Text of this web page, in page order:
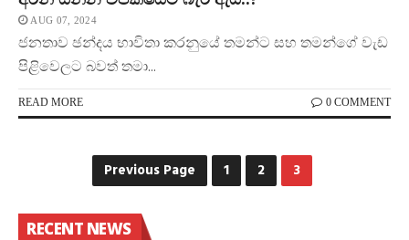
AUG 07, 2024
ජනතාව ඡන්දය භාවිතා කරනුයේ තමන්ට සහ තමන්ගේ වැඩ
පිළිවෙලට බවත් තමා...
READ MORE 0 COMMENT
Previous Page 1 2 3
RECENT NEWS